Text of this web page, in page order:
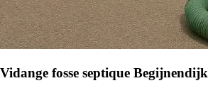
Vidange fosse septique Begijnendijk